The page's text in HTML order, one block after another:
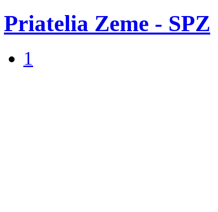
Priatelia Zeme - SPZ
1